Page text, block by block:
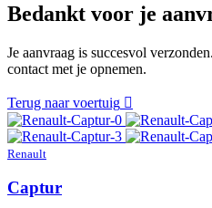
Bedankt voor je
Je aanvraag is succesvol
contact met je opnemen.
Terug naar voertuig
Renault
Captur